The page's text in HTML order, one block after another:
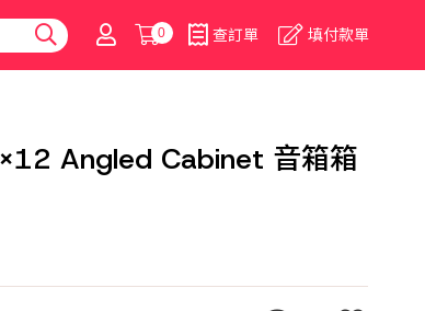
0 查訂單 填付款單
Angled Cabinet 音箱箱